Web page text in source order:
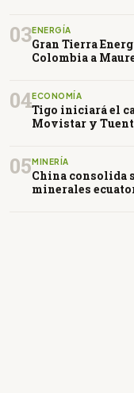
03ENERGÍA
Gran Tierra
Colombia a
04ECONOMÍA
Tigo iniciará el
Movistar y
05MINERÍA
China consolida
minerales